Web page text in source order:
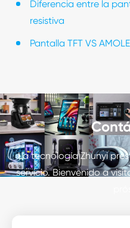
Diferencia entre la
resistiva
Pantalla TFT VS
La tecnología Zhunyi
servicio. Bienvenido a